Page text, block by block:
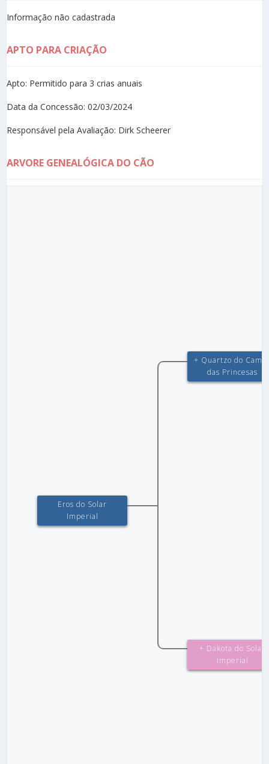
Informação não cadastrada
APTO PARA CRIAÇÃO
Apto: Permitido para 3 crias anuais
Data da Concessão: 02/03/2024
Responsável pela Avaliação: Dirk Scheerer
ARVORE GENEALÓGICA DO CÃO
Eros do Solar
Imperial
+ Quartzo do
das Princesas
+ Dakota do Solar
Imperial